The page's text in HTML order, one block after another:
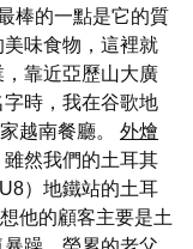
棒的一點是它的質
味食物，這裡就
靠近亞歷山大廣
時，我在谷歌地
越南餐廳。 外燴
然我們的土耳其
）地鐵站的土耳
他的顧客主要是土